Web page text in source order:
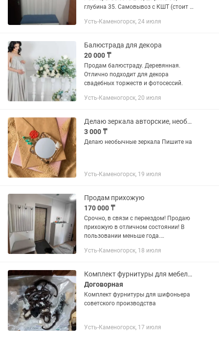
глубина 35. Самовывоз с КШТ (стоит в
Усть-Каменогорск, 24 июля
Балюстрада для декора
20 000 ₸
Продам балюстраду. Деревянная.
Отлично подходит для декора
свадебных торжеств и фотосессий.
Усть-Каменогорск, 20 июля
Делаю зеркала авторские, необычный и неповторимый подарок ! Только .
3 000 ₸
Делаю необычные зеркала Пишите на
Усть-Каменогорск, 19 июля
Продам прихожую
170 000 ₸
Срочно, в связи с переездом! Продаю
прихожую в отличном состоянии! В
пользовании меньше года.
подойдет для малогабаритных
ставить...
Усть-Каменогорск, 18 июля
Комплект фурнитуры для мебели советского производства
Договорная
Комплект фурнитуры для шифоньера
советского производства
Усть-Каменогорск, 17 июля